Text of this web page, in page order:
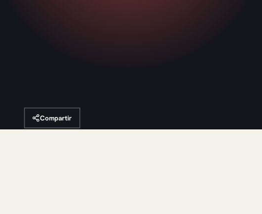
Compartir